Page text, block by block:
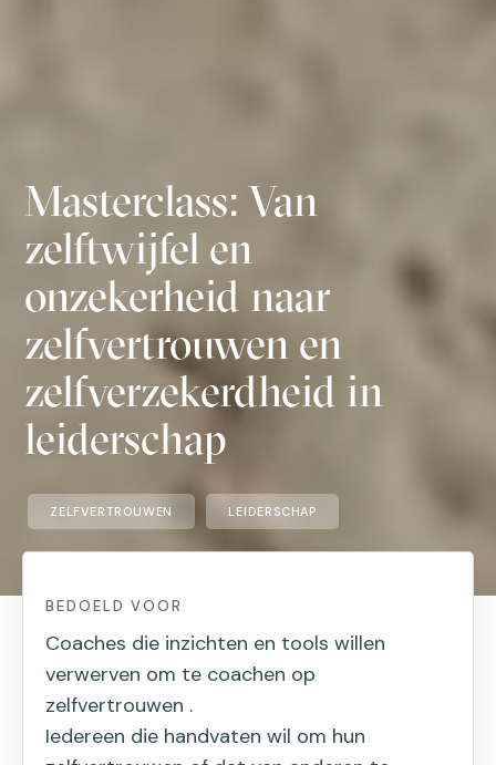
Masterclass: Van
zelftwijfel en
onzekerheid naar
zelfvertrouwen en
zelfverzekerdheid in
leiderschap
ZELFVERTROUWEN LEIDERSCHAP
BEDOELD VOOR
Coaches die inzichten en tools willen
verwerven om te coachen op
zelfvertrouwen .
Iedereen die handvaten wil om hun